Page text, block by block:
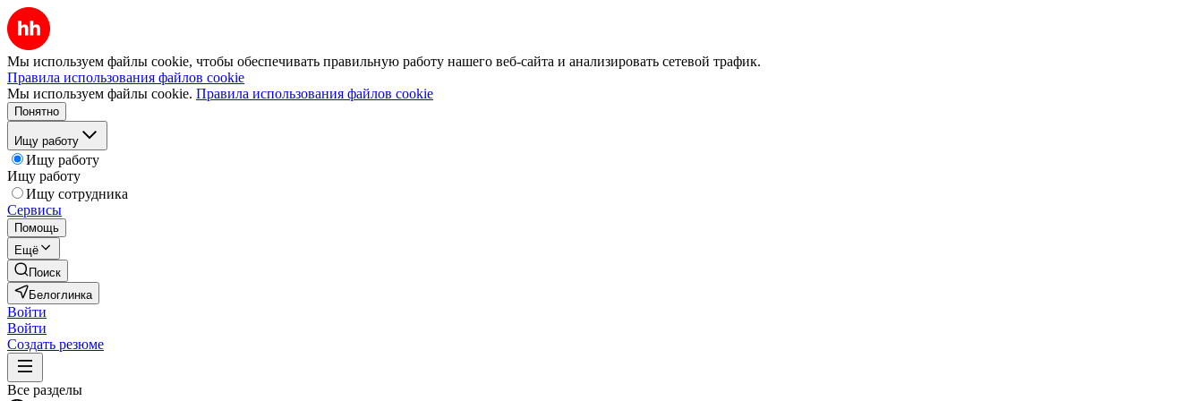
Мы используем файлы cookie, чтобы обеспечивать правильную работу нашего веб-сайта и анализировать сетевой трафик.
Правила использования файлов cookie
Мы используем файлы cookie. Правила использования файлов cookie
Понятно
Ищу работу
Ищу работу
Ищу работу
Ищу сотрудника
Сервисы
Помощь
Ещё
Поиск
Белоглинка
Войти
Войти
Создать резюме
Все разделы